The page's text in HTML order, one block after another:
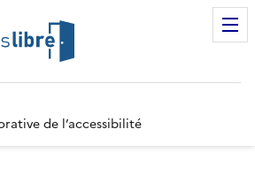
de l’accessibilité